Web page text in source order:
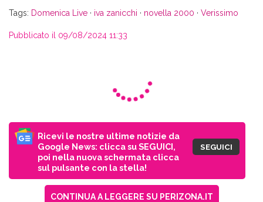
Tags: Domenica Live · iva zanicchi · novella 2000 · Verissimo
Pubblicato il 09/08/2024 11:33
Ricevi le nostre ultime notizie da
Google News: clicca su SEGUICI,
poi nella nuova schermata clicca
sul pulsante con la stella!
SEGUICI
CONTINUA A LEGGERE SU PERIZONA.IT